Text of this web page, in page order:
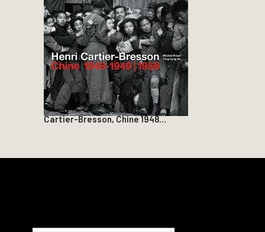
Cartier-Bresson, Chine 1948…